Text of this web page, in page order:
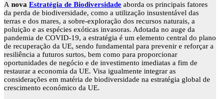
A nova Estratégia de Biodiversidade aborda os principais fatores
da perda de biodiversidade, como a utilização insustentável das
terras e dos mares, a sobre-exploração dos recursos naturais, a
poluição e as espécies exóticas invasoras. Adotada no auge da
pandemia de COVID-19, a estratégia é um elemento central do plano
de recuperação da UE, sendo fundamental para prevenir e reforçar a
resiliência a futuros surtos, bem como para proporcionar
oportunidades de negócio e de investimento imediatas a fim de
restaurar a economia da UE. Visa igualmente integrar as
considerações em matéria de biodiversidade na estratégia global de
crescimento económico da UE.